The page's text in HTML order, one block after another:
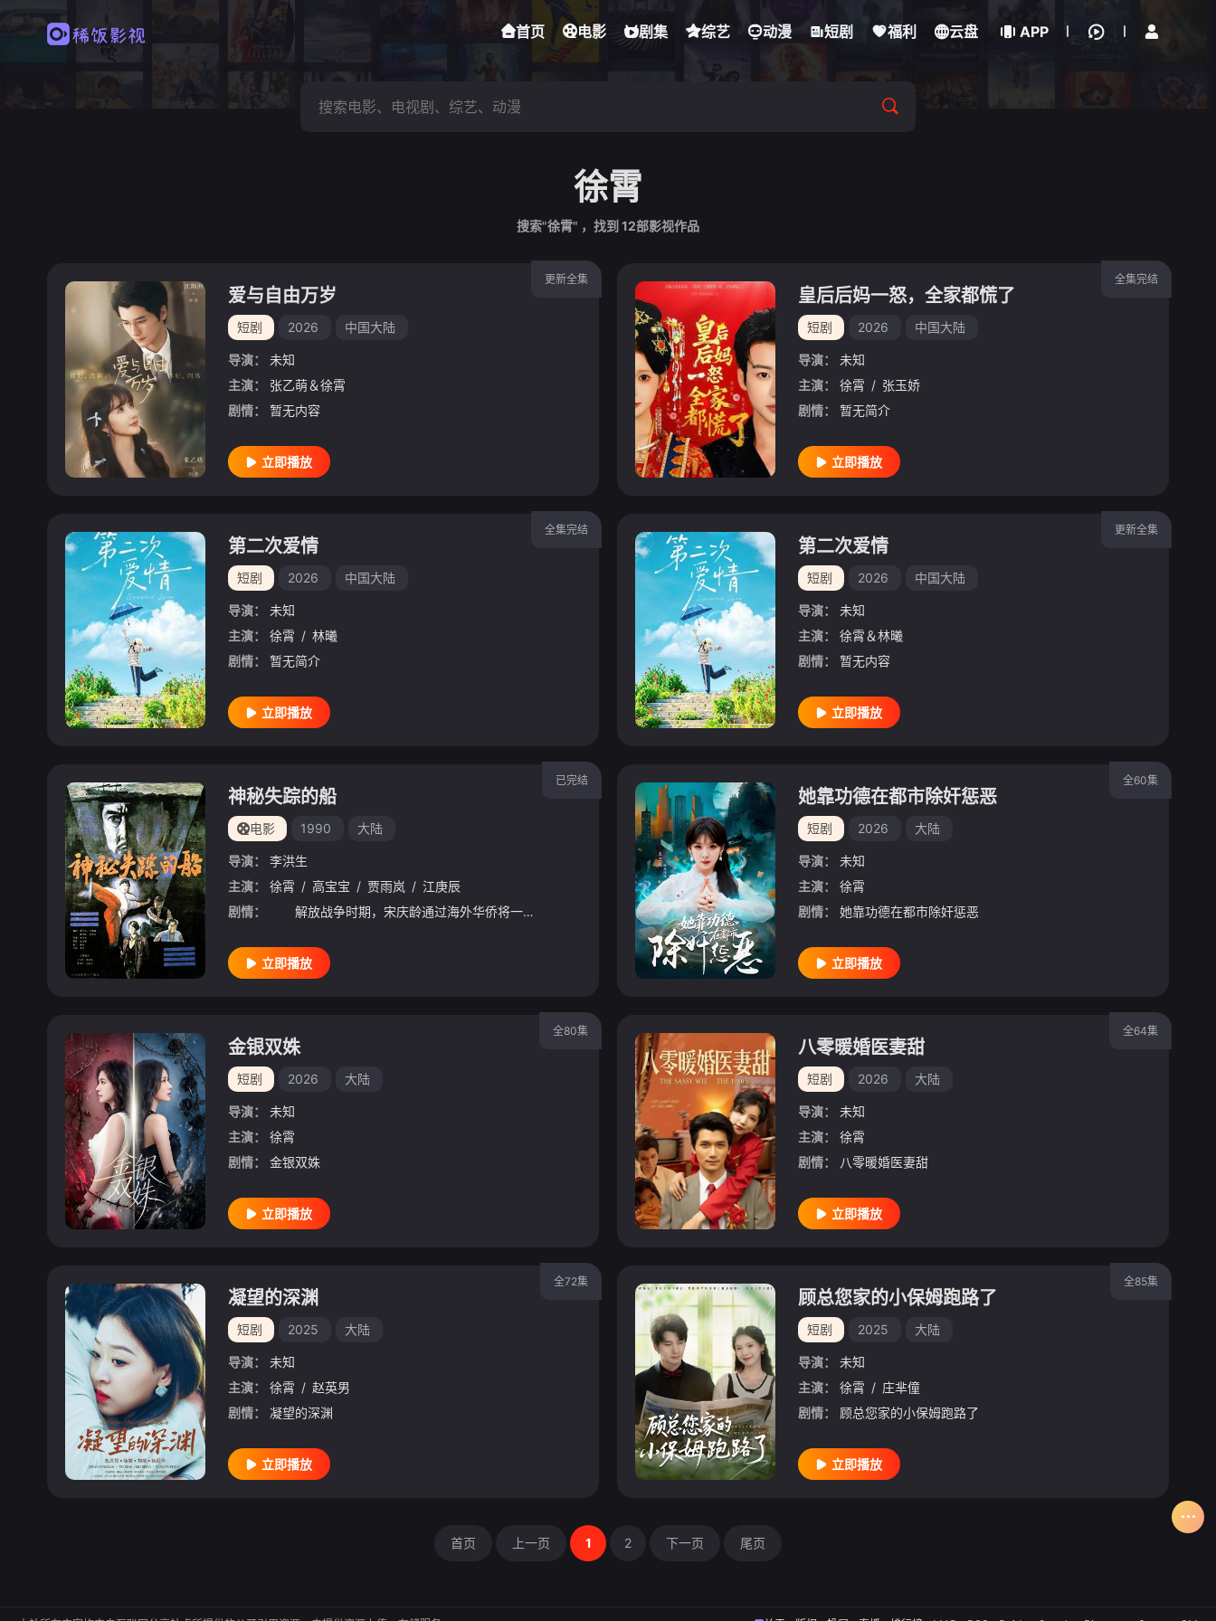
首页 电影 剧集 综艺 动漫 短剧 福利 云盘 APP
徐霄
搜索"徐霄" ，找到 12部影视作品
更新全集
爱与自由万岁
短剧 2026 中国大陆
导演：
未知
主演：
张乙萌＆徐霄
剧情：
暂无内容
立即播放
全集完结
皇后后妈一怒，全家都慌了
短剧 2026 中国大陆
导演：
未知
主演：
徐霄 / 张玉娇
剧情：
暂无简介
立即播放
全集完结
第二次爱情
短剧 2026 中国大陆
导演：
未知
主演：
徐霄 / 林曦
剧情：
暂无简介
立即播放
更新全集
第二次爱情
短剧 2026 中国大陆
导演：
未知
主演：
徐霄＆林曦
剧情：
暂无内容
立即播放
已完结
神秘失踪的船
电影 1990 大陆
导演：
李洪生
主演：
徐霄 / 高宝宝 / 贾雨岚 / 江庚辰
剧情：
解放战争时期，宋庆龄通过海外华侨将一大批军需药品秘密运往国内。然而船行至东海突然失踪。我党中央立即派人查找，国民党也出动海、陆、空军前往搜杏。原来药晶船破舟…群岛海盗司令方大雨劫持。海盗们不知箱中
立即播放
全60集
她靠功德在都市除奸惩恶
短剧 2026 大陆
导演：
未知
主演：
徐霄
剧情：
她靠功德在都市除奸惩恶
立即播放
全80集
金银双姝
短剧 2026 大陆
导演：
未知
主演：
徐霄
剧情：
金银双姝
立即播放
全64集
八零暖婚医妻甜
短剧 2026 大陆
导演：
未知
主演：
徐霄
剧情：
八零暖婚医妻甜
立即播放
全72集
凝望的深渊
短剧 2025 大陆
导演：
未知
主演：
徐霄 / 赵英男
剧情：
凝望的深渊
立即播放
全85集
顾总您家的小保姆跑路了
短剧 2025 大陆
导演：
未知
主演：
徐霄 / 庄芈僮
剧情：
顾总您家的小保姆跑路了
立即播放
首页 上一页 1 2 下一页 尾页